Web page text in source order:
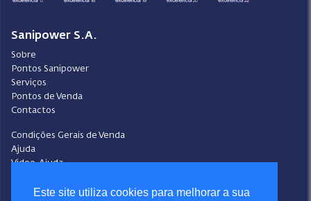
Este site utiliza cookies para melhorar a sua
Sanipower S.A.
Sobre
Pontos Sanipower
Serviços
Pontos de Venda
Contactos
Condições Gerais de Venda
Ajuda
Video-Ajuda
Política de Cookies